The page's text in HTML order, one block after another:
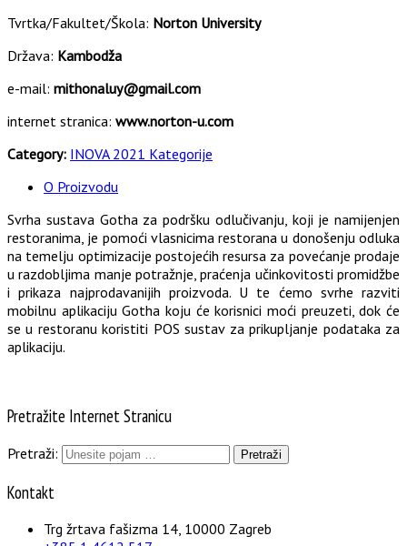
Tvrtka/Fakultet/Škola: Norton University
Država: Kambodža
e-mail: mithonaluy@gmail.com
internet stranica: www.norton-u.com
Category: INOVA 2021 Kategorije
O Proizvodu
Svrha sustava Gotha za podršku odlučivanju, koji je namijenjen
restoranima, je pomoći vlasnicima restorana u donošenju odluka
na temelju optimizacije postojećih resursa za povećanje prodaje
u razdobljima manje potražnje, praćenja učinkovitosti promidžbe
i prikaza najprodavanijih proizvoda. U te ćemo svrhe razviti
mobilnu aplikaciju Gotha koju će korisnici moći preuzeti, dok će
se u restoranu koristiti POS sustav za prikupljanje podataka za
aplikaciju.
Pretražite Internet Stranicu
Pretraži:
Kontakt
Trg žrtava fašizma 14, 10000 Zagreb